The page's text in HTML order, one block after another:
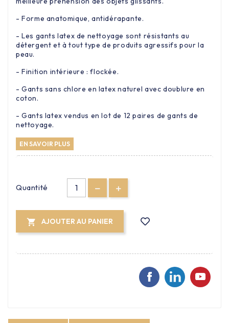
- Forme anatomique, antidérapante.
- Les gants latex de nettoyage sont résistants au
détergent et à tout type de produits agressifs pour la
peau.
- Finition intérieure : flockée.
- Gants sans chlore en latex naturel avec doublure en
coton.
- Gants latex vendus en lot de 12 paires de gants de
nettoyage.
EN SAVOIR PLUS
Quantité
 AJOUTER AU PANIER